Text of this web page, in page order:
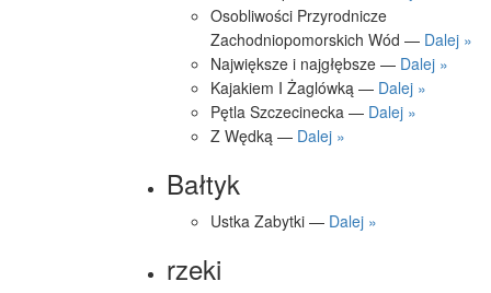
Osobliwości Przyrodnicze
Zachodniopomorskich Wód — Dalej »
Największe i najgłębsze — Dalej »
Kajakiem I Żaglówką — Dalej »
Pętla Szczecinecka — Dalej »
Z Wędką — Dalej »
Bałtyk
Ustka Zabytki — Dalej »
rzeki